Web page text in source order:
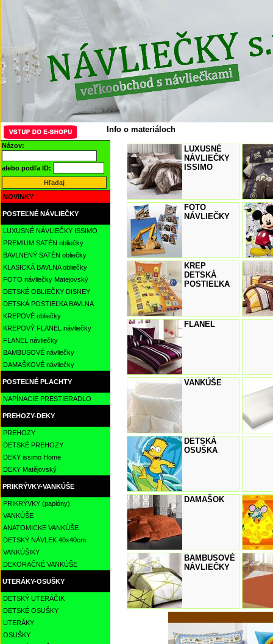
Info o materiáloch
Názov:
alebo podľa ID:
NOVINKY
POSTEĽNÉ NÁVLIEČKY
LUXUSNÉ NÁVLIEČKY ISSIMO
PREMIUM SATÉN obliečky
BAVLNENÝ SATÉN obliečky
KLASICKÁ BAVLNA obliečky
FOTO návliečky Matejovský
DETSKÉ OBLIEČKY DISNEY
DETSKÁ POSTIEĽKA BAVLNA
KREPOVÉ obliečky
KREPOVÝ FLANEL návliečky
FLANEL návliečky
BAMBUSOVÉ návliečky
DAMAŠKOVÉ návliečky
POSTEĽNÉ PLACHTY
NAPÍNACIE PRESTIERADLO
PREHOZY-DEKY
PREHOZY
DETSKÉ PREHOZY
DEKY issimo Home
DEKY Matějovský
PRIKRÝVKY-VANKÚŠE
PRIKRÝVKY (paplóny)
VANKÚŠE
ANATOMICKE VANKÚŠE
DETSKÝ NÁVLEK 40x40cm
VANKÚŠIKY
DEKORAČNÉ VANKÚŠE
UTERÁKY-OSUŠKY
DETSKÝ UTERÁČIK
DETSKÉ OSUŠKY
UTERÁKY
OSUŠKY
LUXUSNÉ
NÁVLIEČKY
ISSIMO
FOTO
NÁVLIEČKY
KREP
DETSKÁ
POSTIEĽKA
FLANEL
VANKÚŠE
DETSKÁ
OSUŠKA
DAMAŠOK
BAMBUSOVÉ
NÁVLIEČKY